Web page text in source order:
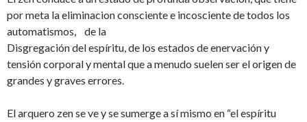
por meta la eliminacion consciente e incosciente de todos los
automatismos, de la
Disgregación del espíritu, de los estados de enervación y
tensión corporal y mental que a menudo suelen ser el origen de
grandes y graves errores.
El arquero zen se ve y se sumerge a sí mismo en “el espíritu